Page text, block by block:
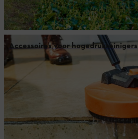
Accessoires voor hogedrukreinigers